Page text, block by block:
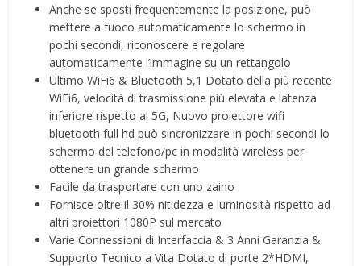
Anche se sposti frequentemente la posizione, può
mettere a fuoco automaticamente lo schermo in
pochi secondi, riconoscere e regolare
automaticamente l’immagine su un rettangolo
Ultimo WiFi6 & Bluetooth 5,1 Dotato della più recente
WiFi6, velocità di trasmissione più elevata e latenza
inferiore rispetto al 5G, Nuovo proiettore wifi
bluetooth full hd può sincronizzare in pochi secondi lo
schermo del telefono/pc in modalità wireless per
ottenere un grande schermo
Facile da trasportare con uno zaino
Fornisce oltre il 30% nitidezza e luminosità rispetto ad
altri proiettori 1080P sul mercato
Varie Connessioni di Interfaccia & 3 Anni Garanzia &
Supporto Tecnico a Vita Dotato di porte 2*HDMI,